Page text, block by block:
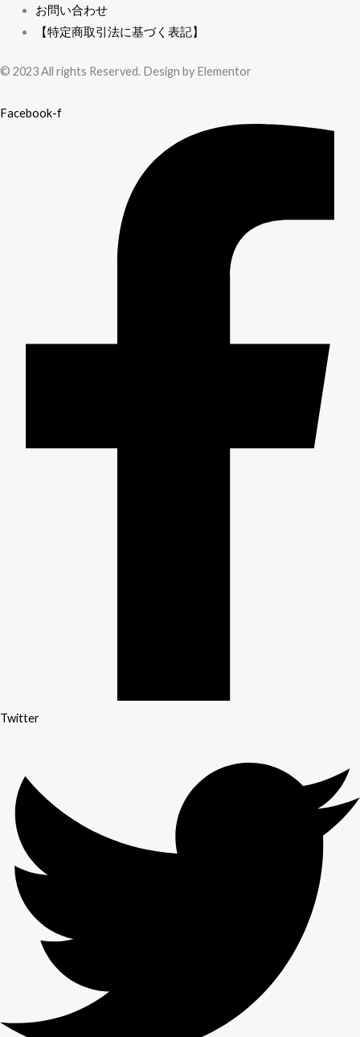
お問い合わせ
【特定商取引法に基づく表記】
© 2023 All rights Reserved. Design by Elementor
Facebook-f
Twitter